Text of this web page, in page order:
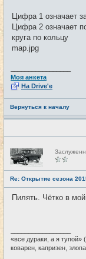
Цифра 1 означает
Цифра 2 означает
круга по кольцу
map.jpg
Моя анкета
На Drive'e
Вернуться к началу
Н
е
в
е
т
и
Re: Открытие сезона
Пилять. Чётко в
«все дураки, а я тупой»
коварен, капризен,